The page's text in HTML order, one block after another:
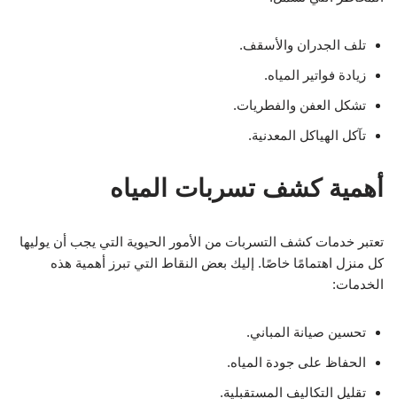
تلف الجدران والأسقف.
زيادة فواتير المياه.
تشكل العفن والفطريات.
تآكل الهياكل المعدنية.
أهمية كشف تسربات المياه
تعتبر خدمات كشف التسربات من الأمور الحيوية التي يجب أن يوليها
كل منزل اهتمامًا خاصًا. إليك بعض النقاط التي تبرز أهمية هذه
الخدمات:
تحسين صيانة المباني.
الحفاظ على جودة المياه.
تقليل التكاليف المستقبلية.